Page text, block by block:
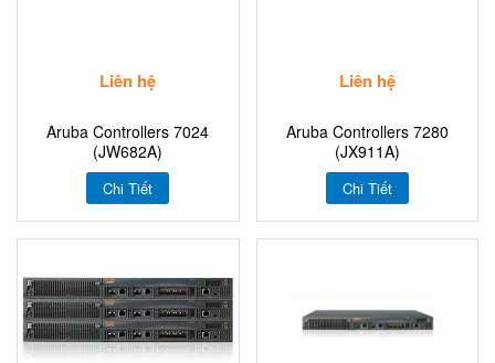
Liên hệ
Aruba Controllers 7024
(JW682A)
Chi Tiết
Liên hệ
Aruba Controllers 7280
(JX911A)
Chi Tiết